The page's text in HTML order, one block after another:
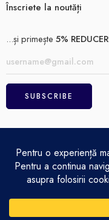
Înscriete la noutăți
...și primește 5%
ELECTRO MAGAZIN
Achitare Politică